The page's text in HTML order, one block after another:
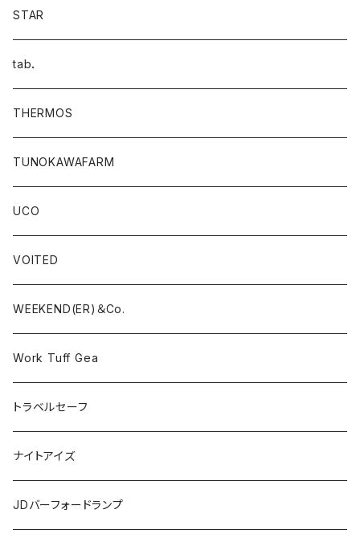
STAR
tab．
THERMOS
TUNOKAWAFARM
UCO
VOITED
WEEKEND(ER)＆Co.
Work Tuff Gea
トラベルセーフ
ナイトアイズ
JDバーフォードランプ